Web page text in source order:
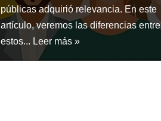
públicas adquirió relevancia. En este
artículo, veremos las diferencias entre
estos... Leer más »